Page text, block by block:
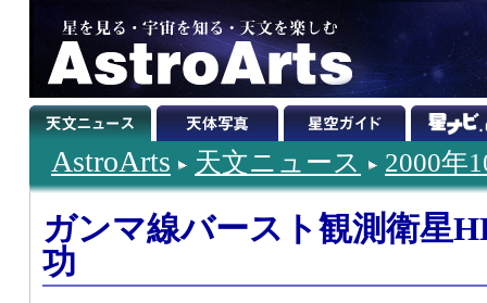
AstroArts 天文ニュース 2000年
ガンマ線バースト観測衛星
功